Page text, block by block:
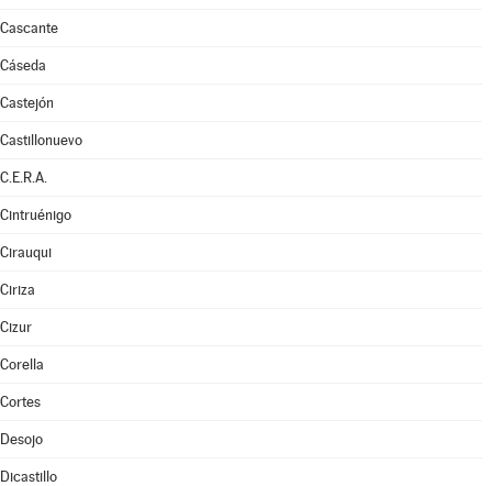
Cascante
Cáseda
Castejón
Castillonuevo
C.E.R.A.
Cintruénigo
Cirauqui
Ciriza
Cizur
Corella
Cortes
Desojo
Dicastillo